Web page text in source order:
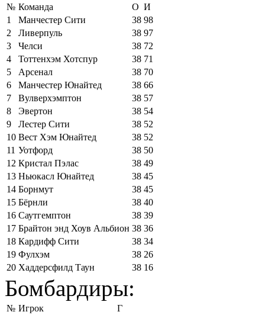
№ Команда О И
1
Манчестер Сити 38 98
2
Ливерпуль 38 97
3
Челси 38 72
4
Тоттенхэм Хотспур 38 71
5
Арсенал 38 70
6
Манчестер Юнайтед 38 66
7
Вулверхэмптон 38 57
8
Эвертон 38 54
9
Лестер Сити 38 52
10 Вест Хэм Юнайтед 38 52
11 Уотфорд 38 50
12 Кристал Пэлас 38 49
13 Ньюкасл Юнайтед 38 45
14 Борнмут 38 45
15 Бёрнли 38 40
16 Саутгемптон 38 39
17 Брайтон энд Хоув Альбион 38 36
18 Кардифф Сити 38 34
19 Фулхэм 38 26
20 Хаддерсфилд Таун 38 16
Бомбардиры:
№ Игрок
Г